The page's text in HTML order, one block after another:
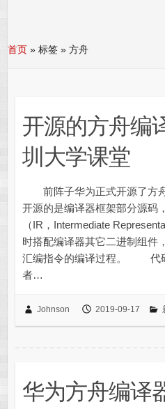
首页 »标签 » 方舟
开源的方舟编
圳大学课堂
前阵子华为正式开源了方
开源的是编译器框架部分源码
（IR，Intermediate
时搭配编译器其它二进制组件
汇编指令的编译过程。 代
者…
Johnson 2019-09-17
华为方舟编译